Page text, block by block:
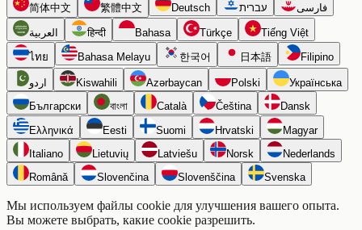
简体中文 繁體中文 Deutsch עברית فارسی
العربية हिन्दी Bahasa Türkçe
Tiếng Việt
ไทย
Bahasa Melayu 한국어 日本語 Filipino
اردو Kiswahili Azərbaycan Polski
Українська
Български
বাংলা Català Čeština
Dansk
Ελληνικά
Eesti Suomi Hrvatski
Magyar
Italiano
Lietuvių Latviešu Norsk
Nederlands
Română
Slovenčina Slovenščina Svenska
Мы используем файлы cookie для улучшения вашего опыта.
Вы можете выбрать, какие cookie разрешить.